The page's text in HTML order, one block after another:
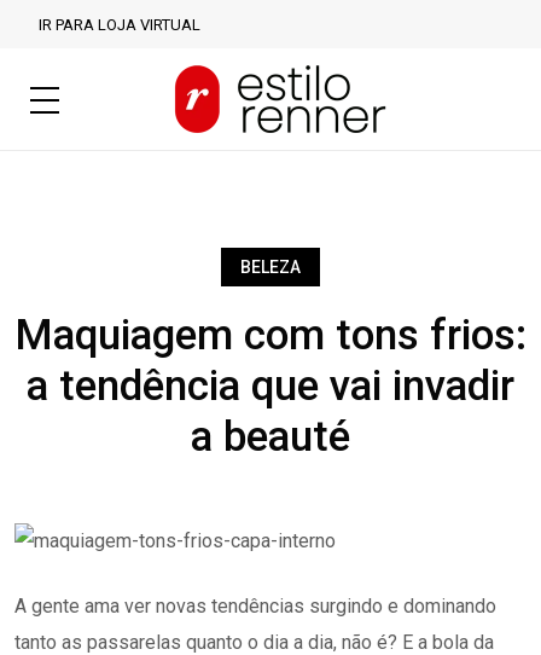
IR PARA LOJA VIRTUAL
BELEZA
Maquiagem com tons frios:
a tendência que vai invadir
a beauté
A gente ama ver novas tendências surgindo e dominando
tanto as passarelas quanto o dia a dia, não é? E a bola da